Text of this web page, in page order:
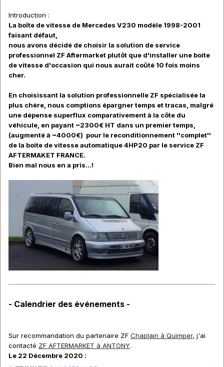
Introduction :
La boîte de vitesse de Mercedes V230 modèle 1998-2001
faisant défaut,
nous avons décidé de choisir la solution de service
professionnel ZF Aftermarket plutôt que d'installer une boite
de vitesse d'occasion qui nous aurait coûté 10 fois moins
cher.
En choisissant la solution professionnelle ZF spécialisée la
plus chère, nous comptions épargner temps et tracas, malgré
une dépense superflux comparativement à la côte du
véhicule, en payant ~2300€ HT dans un premier temps,
(augmenté à ~4000€) pour le reconditionnement ''complet''
de la boite de vitesse automatique 4HP20 par le service ZF
AFTERMAKET FRANCE.
Bien mal nous en a pris...!
- Calendrier des événements -
Sur recommandation du partenaire ZF Chaplain à Quimper, j'ai
contacté ZF AFTERMARKET à ANTONY.
Le 22 Décembre 2020 :